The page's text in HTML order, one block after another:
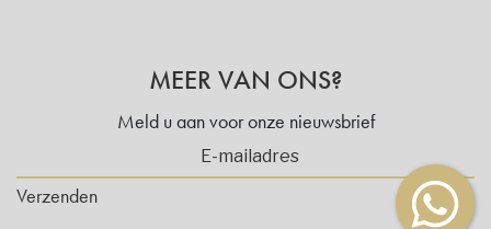
MEER VAN ONS?
Meld u aan voor onze nieuwsbrief